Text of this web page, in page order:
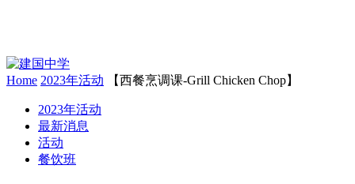
Home 2023年活动 【西餐烹调课-Grill Chicken Chop】
2023年活动
最新消息
活动
餐饮班